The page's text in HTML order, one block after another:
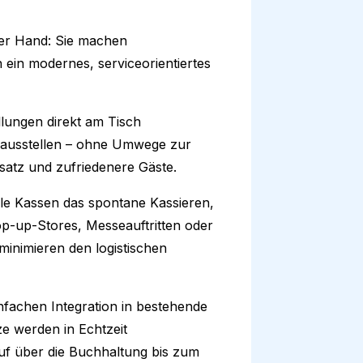
Hand: Sie machen
modernes, serviceorientiertes
direkt am Tisch
– ohne Umwege zur
und zufriedenere Gäste.
Kassen das spontane Kassieren,
up-Stores, Messeauftritten oder
den logistischen
Integration in bestehende
werden in Echtzeit
über die Buchhaltung bis zum